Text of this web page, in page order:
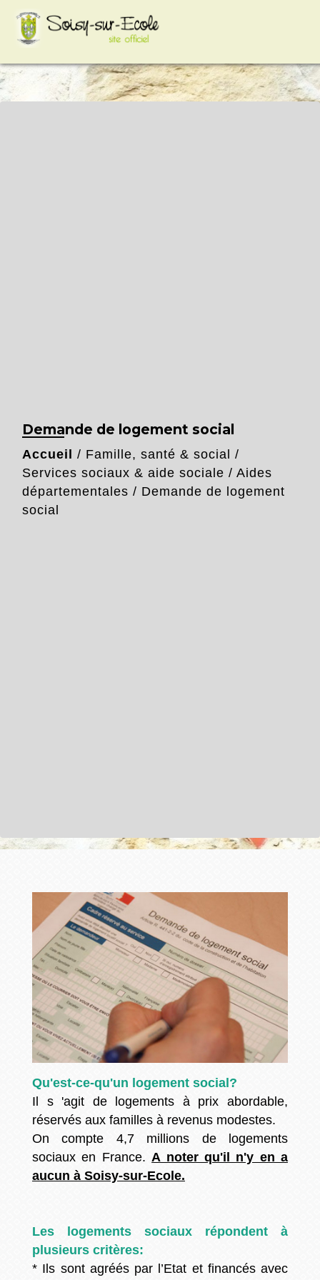
google-site-
Demande de logement social
Accueil / Famille, santé & social /
Services sociaux & aide sociale / Aides
départementales / Demande de logement
social
Qu'est-ce-qu'un logement social?
Il s 'agit de logements à prix abordable,
réservés aux familles à revenus modestes.
On compte 4,7 millions de logements
sociaux en France.A noter qu'il n'y en a
aucun à Soisy-sur-Ecole.
Les logements sociaux répondent à
plusieurs critères:
* Ils sont agréés par l’Etat et financés avec